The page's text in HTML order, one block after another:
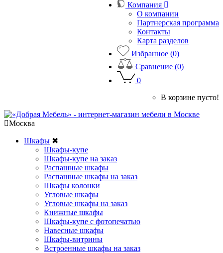
Компания
О компании
Партнерская программа
Контакты
Карта разделов
Избранное (0)
Сравнение (0)
0
В корзине пусто!
Москва
Шкафы ✖
Шкафы-купе
Шкафы-купе на заказ
Распашные шкафы
Распашные шкафы на заказ
Шкафы колонки
Угловые шкафы
Угловые шкафы на заказ
Книжные шкафы
Шкафы-купе с фотопечатью
Навесные шкафы
Шкафы-витрины
Встроенные шкафы на заказ